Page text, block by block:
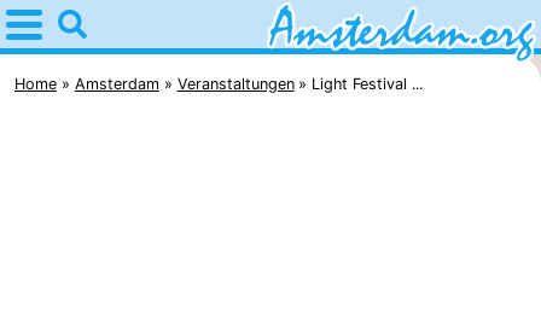
Home
Amsterdam
Home Amsterdam Veranstaltungen Light Festival ...